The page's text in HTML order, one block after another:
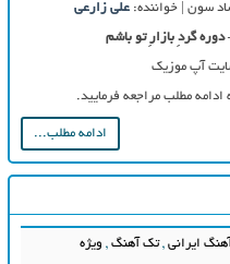
سون | خواننده: علی زارعی
گردِ بازارِ تو باشم
آپ موزیک
مطلب مراجعه فرمایید.
ادامه مطلب...
آهنگ ایرانی,تک آهنگ, ویژه